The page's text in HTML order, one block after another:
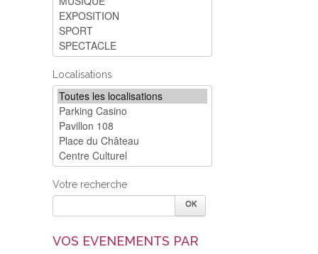
Localisations
Votre recherche
VOS EVENEMENTS PAR